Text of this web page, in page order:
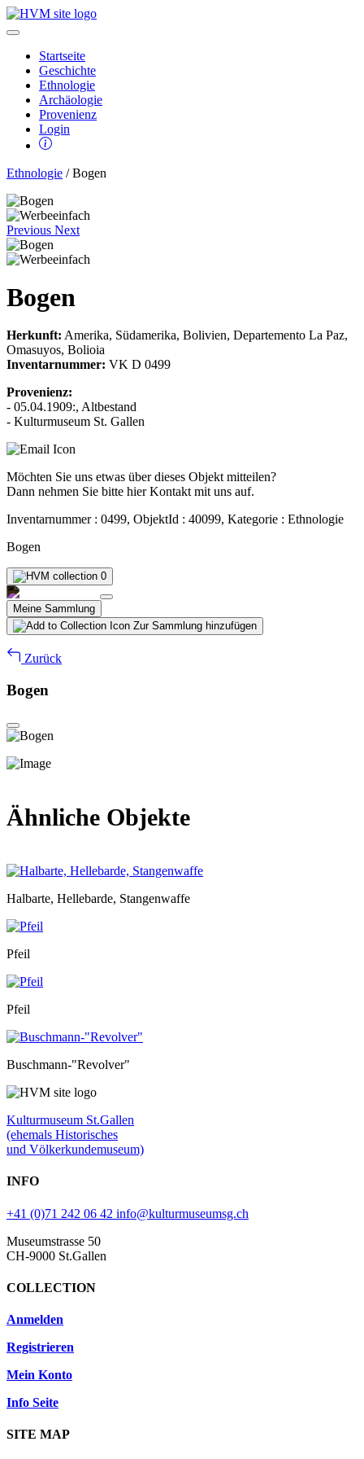
Startseite
Geschichte
Ethnologie
Archäologie
Provenienz
Login
Ethnologie / Bogen
Previous Next
Bogen
Herkunft: Amerika, Südamerika, Bolivien, Departemento La Paz,
Omasuyos, Bolioia
Inventarnummer: VK D 0499
Provenienz:
- 05.04.1909:, Altbestand
- Kulturmuseum St. Gallen
Möchten Sie uns etwas über dieses Objekt mitteilen?
Dann nehmen Sie bitte hier Kontakt mit uns auf.
Inventarnummer : 0499, ObjektId : 40099, Kategorie : Ethnologie
Bogen
0
Meine Sammlung
Zur Sammlung hinzufügen
Zurück
Bogen
Ähnliche Objekte
Halbarte, Hellebarde, Stangenwaffe
Pfeil
Pfeil
Buschmann-"Revolver"
Kulturmuseum St.Gallen
(ehemals Historisches
und Völkerkundemuseum)
INFO
+41 (0)71 242 06 42 info@kulturmuseumsg.ch
Museumstrasse 50
CH-9000 St.Gallen
COLLECTION
Anmelden
Registrieren
Mein Konto
Info Seite
SITE MAP